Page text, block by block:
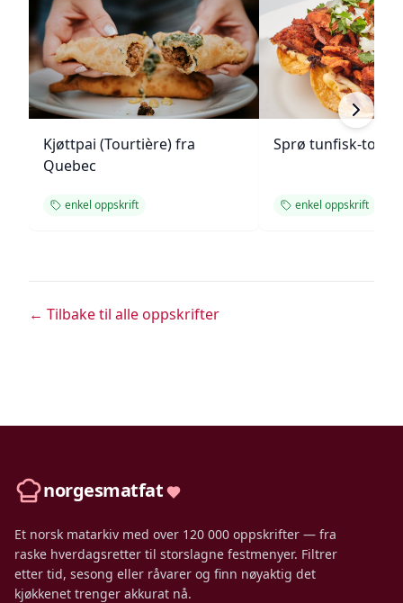
Kjøttpai (Tourtière) fra
Quebec
enkel oppskrift
Sprø tunfisk-
enkel oppskrift
← Tilbake til alle oppskrifter
norgesmatfat
Et norsk matarkiv med over 120 000 oppskrifter — fra
raske hverdagsretter til storslagne festmenyer. Filtrer
etter tid, sesong eller råvarer og finn nøyaktig det
kjøkkenet trenger akkurat nå.